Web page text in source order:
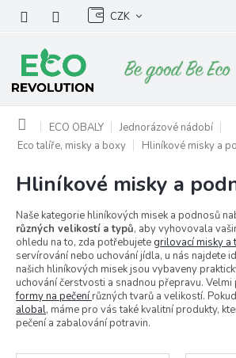
obsah
CZK
Domů ECO OBALY
Jednorázové nádobí
Eco talíře, misky a boxy
Hliníkové misky a
Hliníkové misky a
Naše kategorie hliníkových misek a podnosů
různých velikostí a typů, aby vyhovovala
ohledu na to, zda potřebujete grilovací misky a
servírování nebo uchování jídla, u nás najdete
našich hliníkových misek jsou vybaveny
uchování čerstvosti a snadnou přepravu. Velmi
formy na pečení různých tvarů a velikostí.
alobal, máme pro vás také kvalitní produkty,
pečení a zabalování potravin.